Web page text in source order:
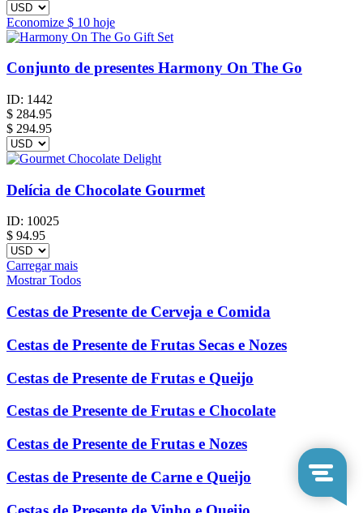
Economize $ 10 hoje
Conjunto de presentes Harmony On The Go
ID: 1442
$ 284.95
$ 294.95
Delícia de Chocolate Gourmet
ID: 10025
$ 94.95
Carregar mais
Mostrar Todos
Cestas de Presente de Cerveja e Comida
Cestas de Presente de Frutas Secas e Nozes
Cestas de Presente de Frutas e Queijo
Cestas de Presente de Frutas e Chocolate
Cestas de Presente de Frutas e Nozes
Cestas de Presente de Carne e Queijo